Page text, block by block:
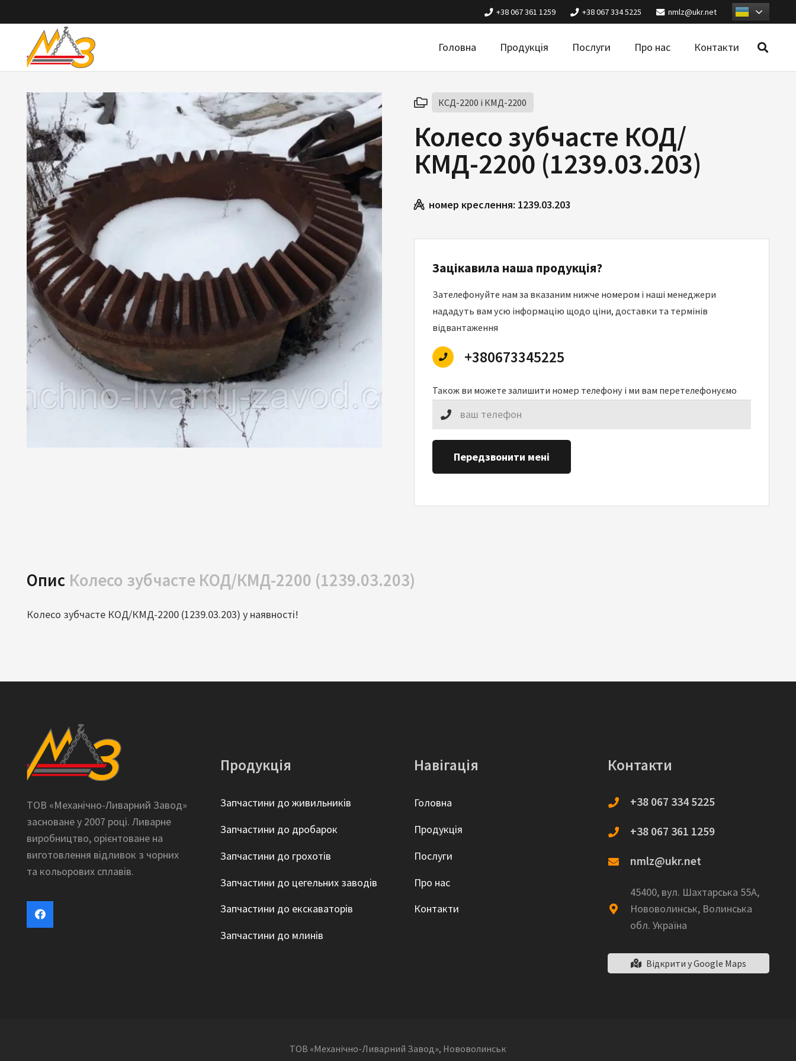
+38 067 361 1259 +38 067 334 5225 nmlz@ukr.net
Головна Продукція Послуги Про нас Контакти
КСД-2200 і КМД-2200
Колесо зубчасте КОД/
КМД-2200 (1239.03.203)
номер креслення: 1239.03.203
Зацікавила наша продукція?
Зателефонуйте нам за вказаним нижче номером і наші менеджери
нададуть вам усю інформацію щодо ціни, доставки та термінів
відвантаження
+380673345225
Також ви можете залишити номер телефону і ми вам перетелефонуємо
Передзвонити мені
Опис Колесо зубчасте КОД/КМД-2200 (1239.03.203)
Колесо зубчасте КОД/КМД-2200 (1239.03.203) у наявності!
ТОВ «Механічно-Ливарний Завод»
засноване у 2007 році. Ливарне
виробництво, орієнтоване на
виготовлення відливок з чорних
та кольорових сплавів.
Продукція
Запчастини до живильників
Запчастини до дробарок
Запчастини до грохотів
Запчастини до цегельних заводів
Запчастини до екскаваторів
Запчастини до млинів
Навігація
Головна
Продукція
Послуги
Про нас
Контакти
Контакти
+38 067 334 5225
+38 067 361 1259
nmlz@ukr.net
45400, вул. Шахтарська 55А,
Нововолинськ, Волинська
обл. Україна
Відкрити у Google Maps
ТОВ «Механічно-Ливарний Завод», Нововолинськ